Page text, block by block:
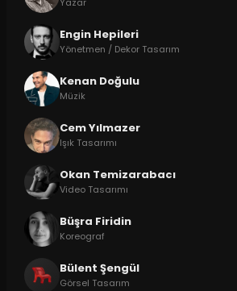
Engin Hepileri
Yönetmen / Dekor Tasarım
Kenan Doğulu
Müzik
Cem Yılmazer
Işık Tasarımı
Okan Temizarabacı
Video Tasarımı
Büşra Firidin
Koreograf
Bülent Şengül
Görsel Tasarım